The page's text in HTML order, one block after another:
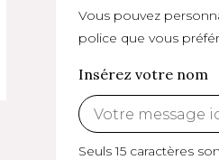
Vous pouvez
police que vous
Insérez votre nom
Seuls 15 caractères